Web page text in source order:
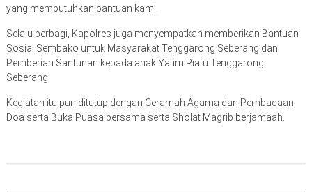
yang membutuhkan bantuan kami.
Selalu berbagi, Kapolres juga menyempatkan memberikan Bantuan
Sosial Sembako untuk Masyarakat Tenggarong Seberang dan
Pemberian Santunan kepada anak Yatim Piatu Tenggarong
Seberang.
Kegiatan itu pun ditutup dengan Ceramah Agama dan Pembacaan
Doa serta Buka Puasa bersama serta Sholat Magrib berjamaah.